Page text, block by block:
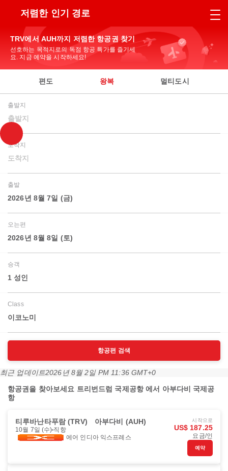
저렴한 인기 경로
TRV에서 AUH까지 저렴한 항공권 찾기
선호하는 목적지로의 독점 항공 특가를 즐기세
요. 지금 예약을 시작하세요!
편도 왕복 멀티도시
출발지
출발지
도착지
도착지
출발
2026년 8월 7일 (금)
오는편
2026년 8월 8일 (토)
승객
1 성인
Class
이코노미
항공편 검색
최근 업데이트2026년 8월 2일 PM 11:36 GMT+0
항공권을 찾아보세요 트리번드럼 국제공항 에서 아부다비 국제공
항
티루바난타푸람 (TRV) 아부다비 (AUH)
10월 7일 (수) 직항
에어 인디아 익스프레스
시작으로
US$ 187.25
요금/인
예약